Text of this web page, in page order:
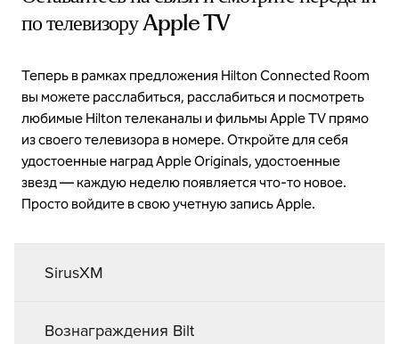
по телевизору Apple TV
Теперь в рамках предложения Hilton Connected Room
вы можете расслабиться, расслабиться и посмотреть
любимые Hilton телеканалы и фильмы Apple TV прямо
из своего телевизора в номере. Откройте для себя
удостоенные наград Apple Originals, удостоенные
звезд — каждую неделю появляется что-то новое.
Просто войдите в свою учетную запись Apple.
SirusXM
Вознаграждения Bilt